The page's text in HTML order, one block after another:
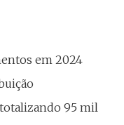
em 2024
95 mil